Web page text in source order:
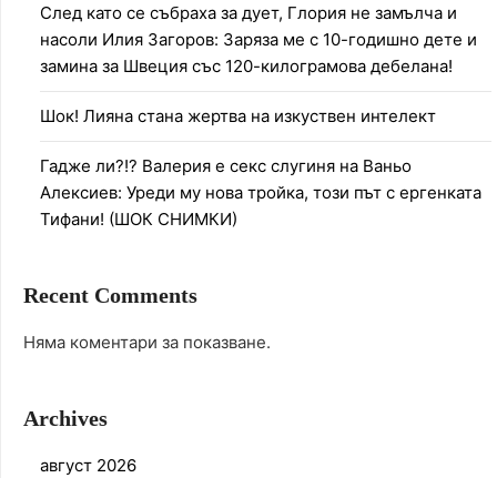
След като се събраха за дует, Глория не замълча и
насоли Илия Загоров: Заряза ме с 10-годишно дете и
замина за Швеция със 120-килограмова дебелана!
Шок! Лияна стана жертва на изкуствен интелект
Гадже ли?!? Валерия е секс слугиня на Ваньо
Алексиев: Уреди му нова тройка, този път с ергенката
Тифани! (ШОК СНИМКИ)
Recent Comments
Няма коментари за показване.
Archives
август 2026